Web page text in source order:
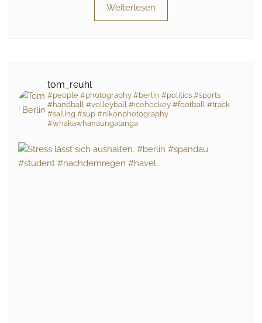
Weiterlesen
tom_reuhl
#people #photography #berlin #politics #sports
#handball #volleyball #icehockey #football #track
#sailing #sup #nikonphotography
#whakawhanaungatanga